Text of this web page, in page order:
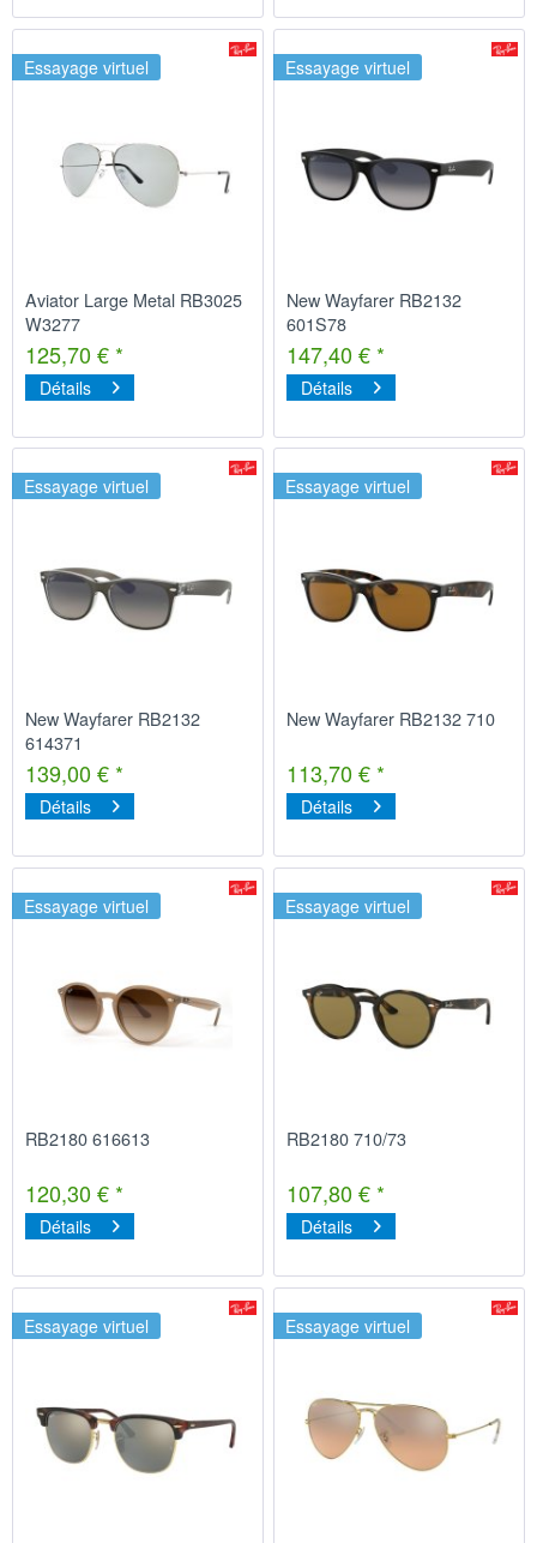
Essayage virtuel
Aviator Large Metal RB3025
W3277
125,70 € *
Détails
Essayage virtuel
New Wayfarer RB2132
601S78
147,40 € *
Détails
Essayage virtuel
New Wayfarer RB2132
614371
139,00 € *
Détails
Essayage virtuel
New Wayfarer RB2132 710
113,70 € *
Détails
Essayage virtuel
RB2180 616613
120,30 € *
Détails
Essayage virtuel
RB2180 710/73
107,80 € *
Détails
Essayage virtuel Essayage virtuel